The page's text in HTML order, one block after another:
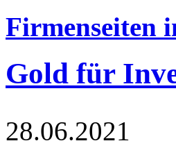
Firmenseiten
Gold für
28.06.2021